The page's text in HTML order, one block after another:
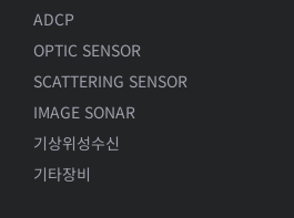
ADCP
OPTIC SENSOR
SCATTERING SENSOR
IMAGE SONAR
기상위성수신
기타장비